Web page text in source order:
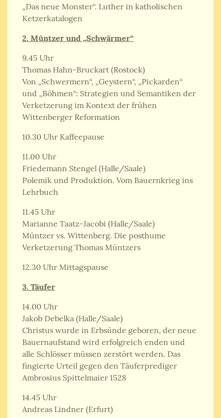
„Das neue Monster“. Luther in katholischen
Ketzerkatalogen
2. Müntzer und „Schwärmer“
9.45 Uhr
Thomas Hahn-Bruckart (Rostock)
Von „Schwermern“, „Geystern“, „Pickarden“
und „Böhmen“: Strategien und Semantiken der
Verketzerung im Kontext der frühen
Wittenberger Reformation
10.30 Uhr Kaffeepause
11.00 Uhr
Friedemann Stengel (Halle/Saale)
Polemik und Produktion. Vom Bauernkrieg ins
Lehrbuch
11.45 Uhr
Marianne Taatz-Jacobi (Halle/Saale)
Müntzer vs. Wittenberg. Die posthume
Verketzerung Thomas Müntzers
12.30 Uhr Mittagspause
3. Täufer
14.00 Uhr
Jakob Debelka (Halle/Saale)
Christus wurde in Erbsünde geboren, der neue
Bauernaufstand wird erfolgreich enden und
alle Schlösser müssen zerstört werden. Das
fingierte Urteil gegen den Täuferprediger
Ambrosius Spittelmaier 1528
14.45 Uhr
Andreas Lindner (Erfurt)